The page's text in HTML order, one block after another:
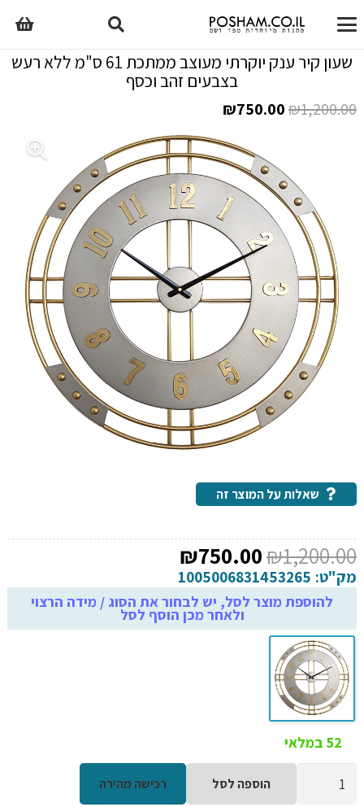
שעון קיר ענק יוקרתי מעוצב ממתכת 61 ס"מ ללא רעש
בצבעים זהב וכסף
₪1,200.00
המחיר
היה:
₪1,200.00.
₪750.00
הנוכחי
הוא:
₪750.00.
שאלות על המוצר זה
₪1,200.00 המחיר
המקורי
היה:
₪1,200.00.
₪750.00
הנוכחי
הוא:
₪750.00.
מק"ט: 1005006831453265
להוספת מוצר לסל, יש לבחור את הסוג / מידה הרצוי
ולאחר מכן הוסף לסל
52 במלאי
הוספה לסל רכישה מהירה